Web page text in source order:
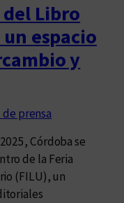
Libro
espacio
y
prensa
Córdoba se
de la Feria
(FILU), un